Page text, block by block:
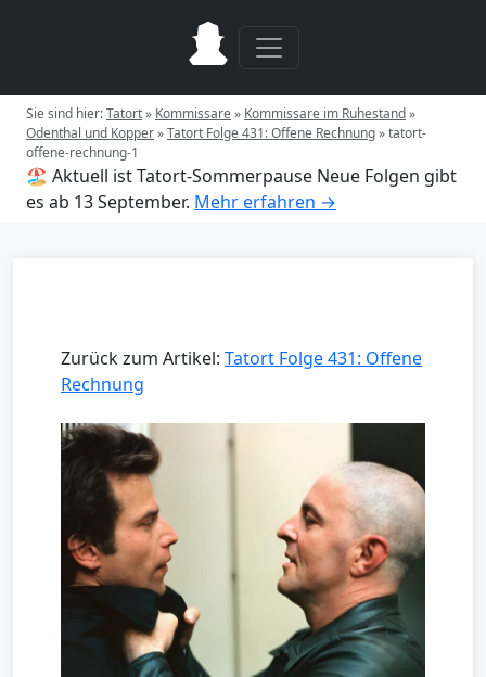
Sie sind hier:Tatort» Kommissare» Kommissare im Ruhestand»
Odenthal und Kopper»Tatort Folge 431: Offene Rechnung»tatort-
offene-rechnung-1
🏖️ Aktuell ist Tatort-Sommerpause Neue Folgen gibt
es ab 13 September. Mehr erfahren →
Zurück zum Artikel: Tatort Folge 431: Offene
Rechnung